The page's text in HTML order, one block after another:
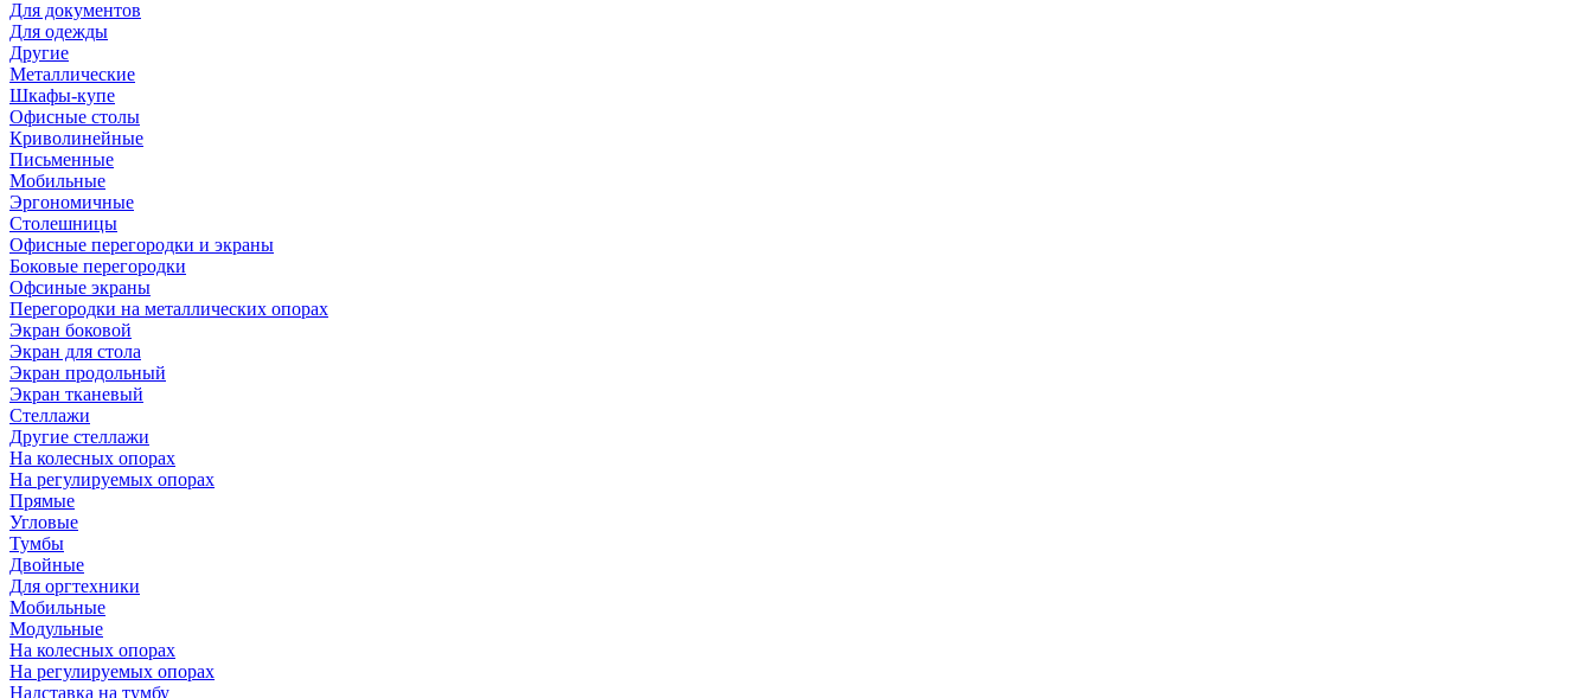
Для документов
Для одежды
Другие
Металлические
Шкафы-купе
Офисные столы
Криволинейные
Письменные
Мобильные
Эргономичные
Столешницы
Офисные перегородки и экраны
Боковые перегородки
Офсиные экраны
Перегородки на металлических опорах
Экран боковой
Экран для стола
Экран продольный
Экран тканевый
Стеллажи
Другие стеллажи
На колесных опорах
На регулируемых опорах
Прямые
Угловые
Тумбы
Двойные
Для оргтехники
Мобильные
Модульные
На колесных опорах
На регулируемых опорах
Надставка на тумбу